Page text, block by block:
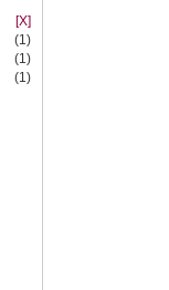
[X]
(1)
(1)
(1)